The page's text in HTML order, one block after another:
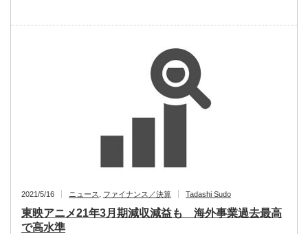
2021/5/16 ニュース ファイナンス／決算 Tadashi Sudo
東映アニメ21年3月期減収減益も 海外事業過去最高
で高水準